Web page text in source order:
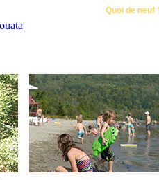
Quoi de neuf